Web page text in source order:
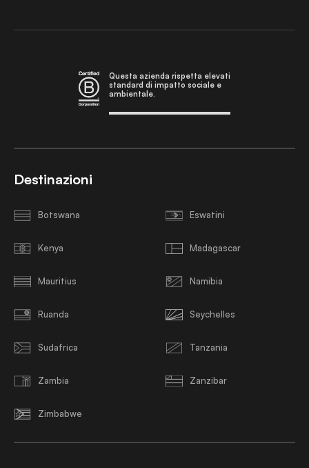
Questa azienda rispetta elevati
standard di impatto sociale e
ambientale.
Destinazioni
Botswana Eswatini
Kenya Madagascar
Mauritius Namibia
Ruanda Seychelles
Sudafrica Tanzania
Zambia Zanzibar
Zimbabwe